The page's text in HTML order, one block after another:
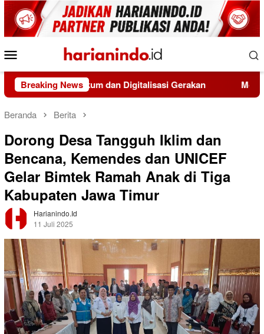
Loncat
ke
konten
Mobile
Breaking News
dan Digitalisasi Gerakan Moh Ali Murtadho,
Beranda Berita
Dorong Desa Tangguh Iklim dan
Bencana, Kemendes dan UNICEF
Gelar Bimtek Ramah Anak di Tiga
Kabupaten Jawa Timur
Harianindo.id
11 Juli 2025